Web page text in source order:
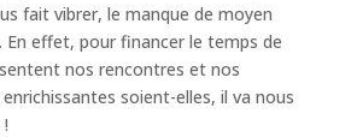
fait vibrer, le manque de moyen
En effet, pour financer le temps de
nos rencontres et nos
soient-elles, il va nous